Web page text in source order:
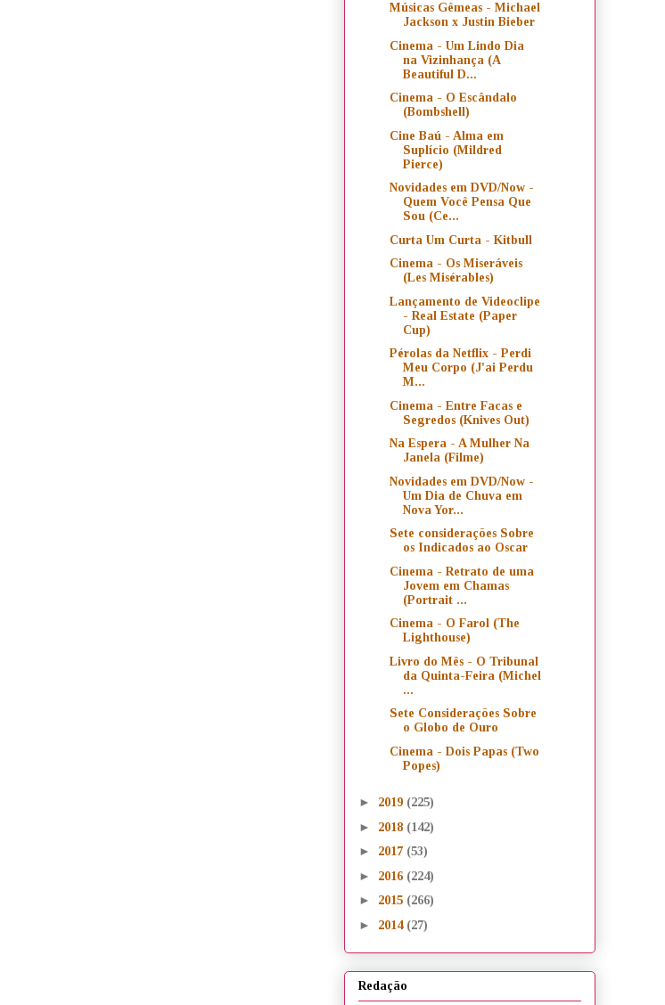
Músicas Gêmeas - Michael
Jackson x Justin Bieber
Cinema - Um Lindo Dia
na Vizinhança (A
Beautiful D...
Cinema - O Escândalo
(Bombshell)
Cine Baú - Alma em
Suplício (Mildred
Pierce)
Novidades em DVD/Now -
Quem Você Pensa Que
Sou (Ce...
Curta Um Curta - Kitbull
Cinema - Os Miseráveis
(Les Misérables)
Lançamento de Videoclipe
- Real Estate (Paper
Cup)
Pérolas da Netflix - Perdi
Meu Corpo (J'ai Perdu
M...
Cinema - Entre Facas e
Segredos (Knives Out)
Na Espera - A Mulher Na
Janela (Filme)
Novidades em DVD/Now -
Um Dia de Chuva em
Nova Yor...
Sete considerações Sobre
os Indicados ao Oscar
Cinema - Retrato de uma
Jovem em Chamas
(Portrait ...
Cinema - O Farol (The
Lighthouse)
Livro do Mês - O Tribunal
da Quinta-Feira (Michel
...
Sete Considerações Sobre
o Globo de Ouro
Cinema - Dois Papas (Two
Popes)
► 2019 (225)
► 2018 (142)
► 2017 (53)
► 2016 (224)
► 2015 (266)
► 2014 (27)
Redação